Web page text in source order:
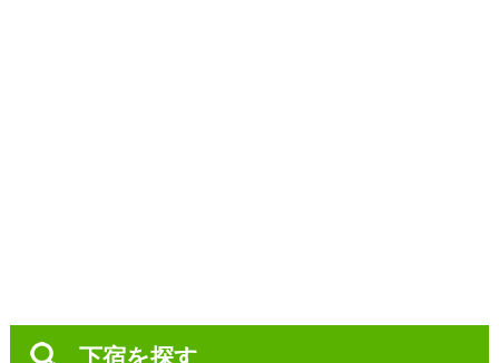
下宿を探す